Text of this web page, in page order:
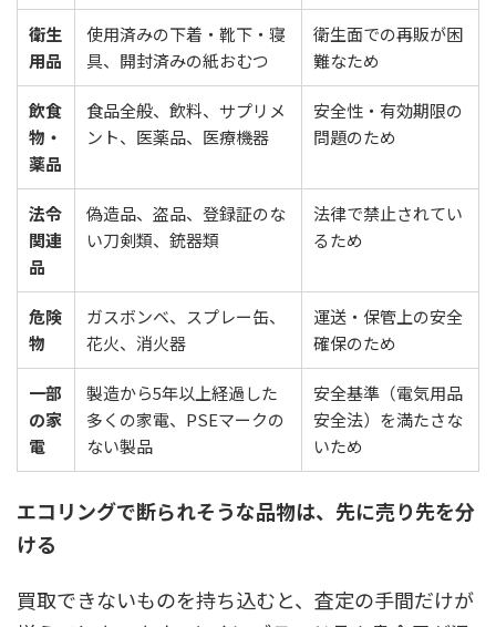
衛生
用品
使用済みの下着・靴下・寝
具、開封済みの紙おむつ
衛生面での再販が困
難なため
飲食
物・
薬品
食品全般、飲料、サプリメ
ント、医薬品、医療機器
安全性・有効期限の
問題のため
法令
関連
品
偽造品、盗品、登録証のな
い刀剣類、銃器類
法律で禁止されてい
るため
危険
物
ガスボンベ、スプレー缶、
花火、消火器
運送・保管上の安全
確保のため
一部
の家
電
製造から5年以上経過した
多くの家電、PSEマークの
ない製品
安全基準（電気用品
安全法）を満たさな
いため
エコリングで断られそうな品物は、先に売り先を分
ける
買取できないものを持ち込むと、査定の手間だけが